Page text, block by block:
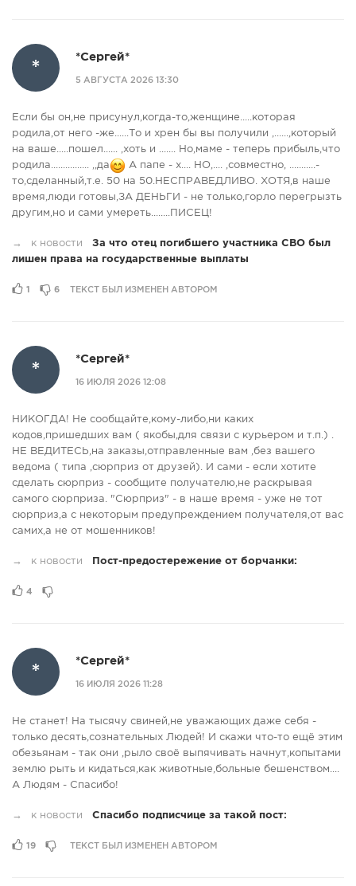
*
*Сергей*
5 АВГУСТА 2026 13:30
Если бы он,не присунул,когда-то,женщине.....которая
родила,от него -же......То и хрен бы вы получили ,......,который
на ваше.....пошел...... ,хоть и ....... Но,маме - теперь прибыль,что
родила................ ,,да
А папе - х.... НО,.... ,совместно, ...........-
то,сделанный,т.е. 50 на 50.НЕСПРАВЕДЛИВО. ХОТЯ,в наше
время,люди готовы,ЗА ДЕНЬГИ - не только,горло перегрызть
другим,но и сами умереть........ПИСЕЦ!
→ к новости За что отец погибшего участника СВО был
лишен права на государственные выплаты
1 6 ТЕКСТ БЫЛ ИЗМЕНЕН АВТОРОМ
*
*Сергей*
16 ИЮЛЯ 2026 12:08
НИКОГДА! Не сообщайте,кому-либо,ни каких
кодов,пришедших вам ( якобы,для связи с курьером и т.п.) .
НЕ ВЕДИТЕСЬ,на заказы,отправленные вам ,без вашего
ведома ( типа ,сюрприз от друзей). И сами - если хотите
сделать сюрприз - сообщите получателю,не раскрывая
самого сюрприза. "Сюрприз" - в наше время - уже не тот
сюрприз,а с некоторым предупреждением получателя,от вас
самих,а не от мошенников!
→ к новости Пост-предостережение от борчанки:
4
*
*Сергей*
16 ИЮЛЯ 2026 11:28
Не станет! На тысячу свиней,не уважающих даже себя -
только десять,сознательных Людей! И скажи что-то ещё этим
обезьянам - так они ,рыло своё выпячивать начнут,копытами
землю рыть и кидаться,как животные,больные бешенством....
А Людям - Спасибо!
→ к новости Спасибо подписчице за такой пост:
19 ТЕКСТ БЫЛ ИЗМЕНЕН АВТОРОМ